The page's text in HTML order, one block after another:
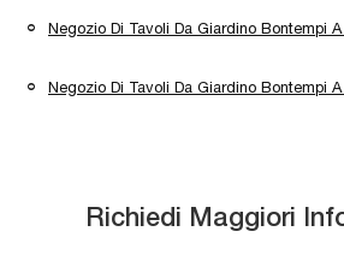
Negozio Di Tavoli Da Giardino Bontempi
Negozio Di Tavoli Da Giardino Bontempi A
Richiedi Maggiori